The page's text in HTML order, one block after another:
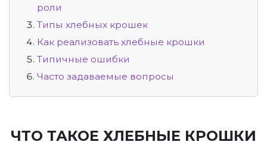
роли
Типы хлебных крошек
Как реализовать хлебные крошки
Типичные ошибки
Часто задаваемые вопросы
ЧТО ТАКОЕ ХЛЕБНЫЕ КРОШКИ